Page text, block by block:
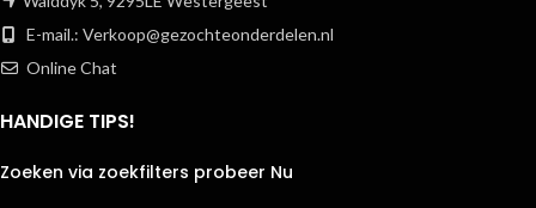
E-mail.: Verkoop@gezochteonderdelen.nl
Online Chat
HANDIGE TIPS!
Zoeken via zoekfilters probeer Nu